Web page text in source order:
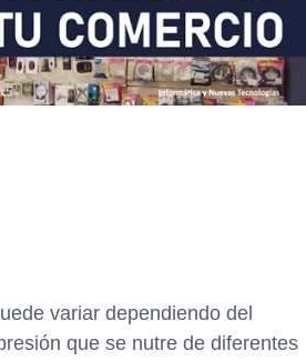
variar dependiendo del
que se nutre de diferentes